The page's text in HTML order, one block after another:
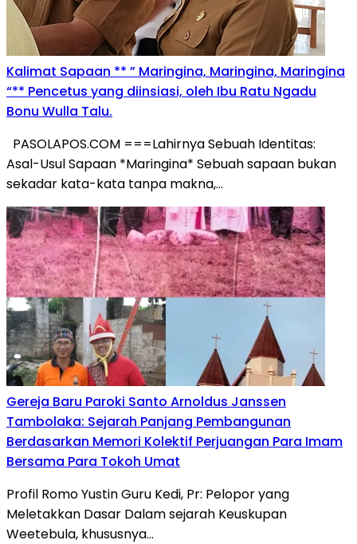
Kalimat Sapaan ** ” Maringina, Maringina, Maringina
“** Pencetus yang diinsiasi, oleh Ibu Ratu Ngadu
Bonu Wulla Talu.
PASOLAPOS.COM ===Lahirnya Sebuah Identitas:
Asal-Usul Sapaan *Maringina* Sebuah sapaan bukan
sekadar kata-kata tanpa makna,…
Gereja Baru Paroki Santo Arnoldus Janssen
Tambolaka: Sejarah Panjang Pembangunan
Berdasarkan Memori Kolektif Perjuangan Para Imam
Bersama Para Tokoh Umat
Profil Romo Yustin Guru Kedi, Pr: Pelopor yang
Meletakkan Dasar Dalam sejarah Keuskupan
Weetebula, khususnya…